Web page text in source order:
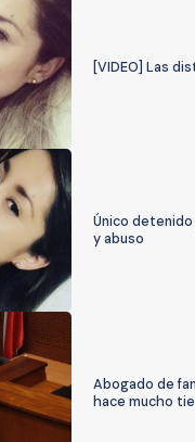
[VIDEO] Las
Único
y abuso
Abogado de
hace mucho